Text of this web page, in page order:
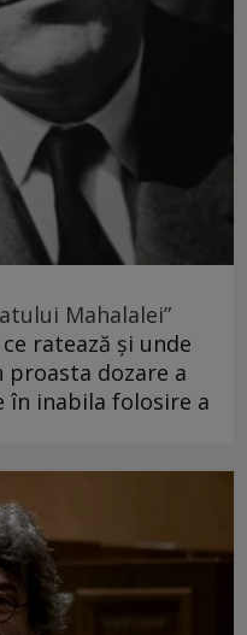
Mahalalei”
ratează și unde
proasta dozare a
în inabila folosire a